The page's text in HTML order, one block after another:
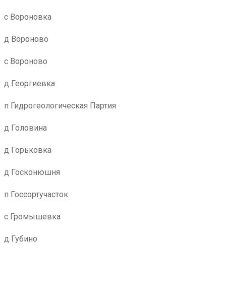
с Вороновка
д Вороново
с Вороново
д Георгиевка
п Гидрогеологическая Партия
д Головина
д Горьковка
д Госконюшня
п Госсортучасток
с Громышевка
д Губино